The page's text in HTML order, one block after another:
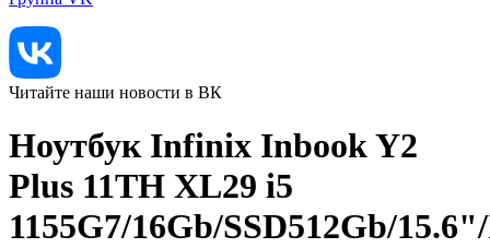
Читайте наши новости в ВК
Ноутбук Infinix Inbook Y2
Plus 11TH XL29 i5
1155G7/16Gb/SSD512Gb/